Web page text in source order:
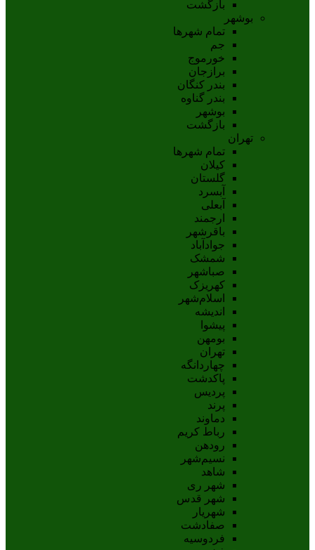
بازگشت
بوشهر
تمام شهر‌ها
جم
خورموج
برازجان
بندر کنگان
بندر گناوه
بوشهر
بازگشت
تهران
تمام شهر‌ها
کیلان
گلستان
آبسرد
آبعلی
ارجمند
باقرشهر
جوادآباد
شمشک
صباشهر
کهریزک
اسلام‌شهر
اندیشه
پيشوا
بومهن
تهران
چهاردانگه
پاکدشت
پردیس
پرند
دماوند
رباط کریم
رودهن
نسيم‌شهر
شاهد
شهر ری
شهر قدس
شهریار
صفادشت
فردوسیه